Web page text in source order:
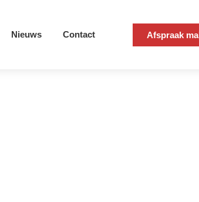
Nieuws Contact Afspraak